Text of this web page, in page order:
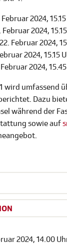
2024,
2024,
Februar 2024,
2024, 15.15
2024,
wird umfassend
Dazu
während der
sowie auf
2024, 14.00